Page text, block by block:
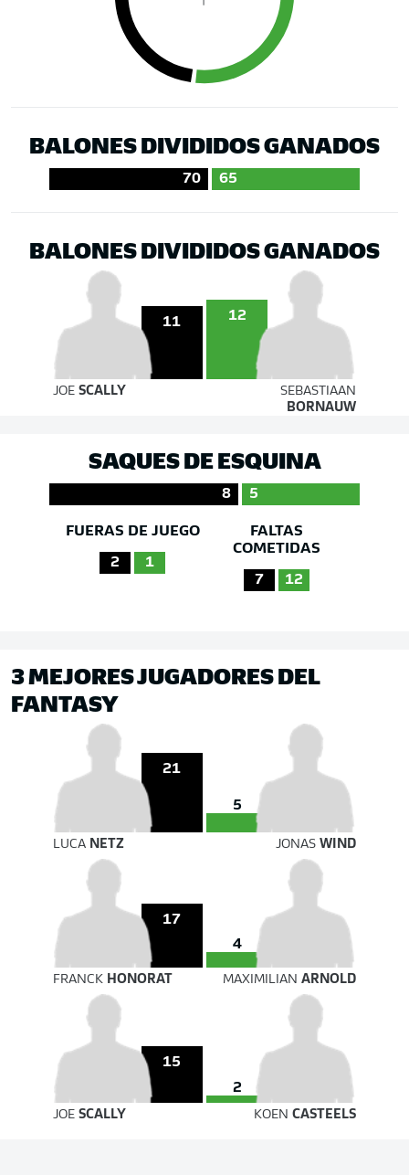
BALONES DIVIDIDOS GANADOS
70 65
BALONES DIVIDIDOS GANADOS
11 12
JOE SCALLY
SEBASTIAAN
BORNAUW
SAQUES DE ESQUINA
8 5
FUERAS DE JUEGO
2 1
FALTAS
COMETIDAS
7 12
3 MEJORES JUGADORES DEL
FANTASY
21
5
LUCA NETZ JONASWIND
17
4
FRANCK HONORAT MAXIMILIANARNOLD
15
2
JOE SCALLY KOENCASTEELS